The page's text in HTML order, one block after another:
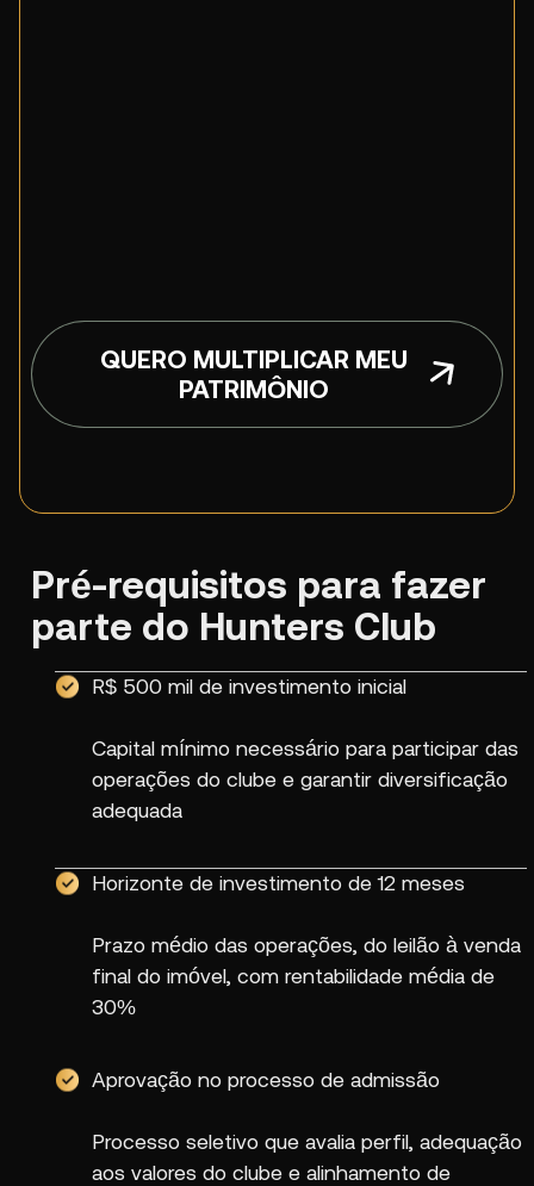
QUERO MULTIPLICAR MEU
PATRIMÔNIO
Pré-requisitos para fazer
parte do Hunters Club
R$ 500 mil de investimento inicial
Capital mínimo necessário para participar das
operações do clube e garantir diversificação
adequada
Horizonte de investimento de 12 meses
Prazo médio das operações, do leilão à venda
final do imóvel, com rentabilidade média de
30%
Aprovação no processo de admissão
Processo seletivo que avalia perfil, adequação
aos valores do clube e alinhamento de